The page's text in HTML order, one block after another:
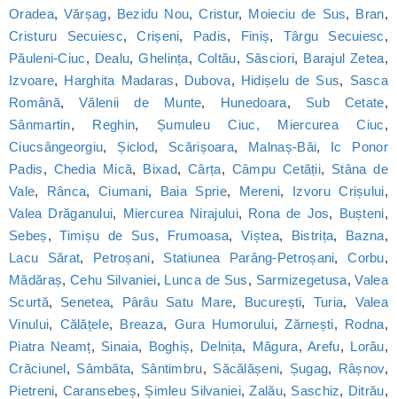
Oradea, Vărșag, Bezidu Nou,Cristur, Moieciu de Sus, Bran,
Cristuru Secuiesc,Crișeni, Padis, Finiș, Târgu Secuiesc,
Păuleni-Ciuc, Dealu,Ghelința, Coltău, Săsciori, Barajul Zetea,
Izvoare, Harghita Madaras, Dubova, Hidișelu de Sus, Sasca
Română,Vălenii de Munte, Hunedoara, Sub Cetate,
Sânmartin, Reghin, Șumuleu Ciuc, Miercurea Ciuc,
Ciucsângeorgiu, Șiclod, Scărișoara, Malnaș-Băi, Ic Ponor
Padis, Chedia Mică, Bixad,Cârța, Câmpu Cetății, Stâna de
Vale, Rânca,Ciumani, Baia Sprie, Mereni, Izvoru Crișului,
Valea Drăganului, Miercurea Nirajului, Rona de Jos, Bușteni,
Sebeș,Timișu de Sus, Frumoasa,Viștea, Bistrița, Bazna,
Lacu Sărat, Petroșani, Statiunea Parâng-Petroșani,Corbu,
Mădăraș,Cehu Silvaniei, Lunca de Sus, Sarmizegetusa,Valea
Scurtă, Senetea, Pârâu Satu Mare, București, Turia, Valea
Vinului, Călățele, Breaza, Gura Humorului,Zărnești, Rodna,
Piatra Neamț, Sinaia, Boghiș, Delnița, Măgura,Arefu, Lorău,
Crăciunel, Sâmbăta, Sântimbru, Săcălășeni, Șugag, Râșnov,
Pietreni, Caransebeș, Șimleu Silvaniei,Zalău, Saschiz, Ditrău,